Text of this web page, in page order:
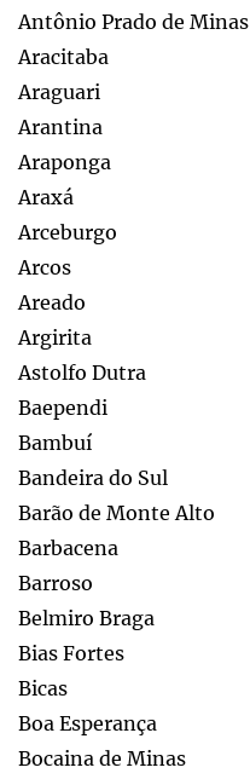
Antônio Prado de Minas
Aracitaba
Araguari
Arantina
Araponga
Araxá
Arceburgo
Arcos
Areado
Argirita
Astolfo Dutra
Baependi
Bambuí
Bandeira do Sul
Barão de Monte Alto
Barbacena
Barroso
Belmiro Braga
Bias Fortes
Bicas
Boa Esperança
Bocaina de Minas